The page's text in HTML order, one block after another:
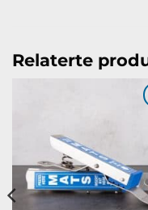
Relaterte